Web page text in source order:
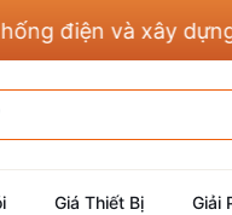
và xây dựng
Giá Thiết Bị Giải